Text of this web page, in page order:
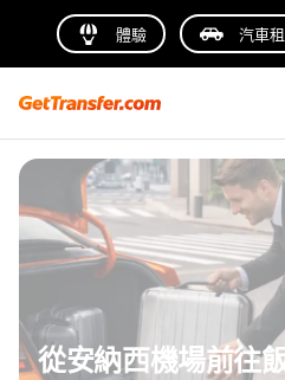
體驗 汽車
從安納西機場前往